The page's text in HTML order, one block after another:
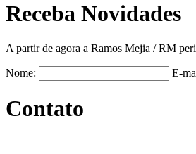
Receba Novidades
A partir de agora a Ramos Mejia / RM
Nome: E-
Contato